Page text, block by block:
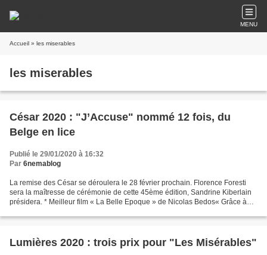
MENU
Accueil » les miserables
les miserables
César 2020 : "J’Accuse" nommé 12 fois, du
Belge en lice
Publié le 29/01/2020 à 16:32
Par 6nemablog
La remise des César se déroulera le 28 février prochain. Florence Foresti
sera la maîtresse de cérémonie de cette 45ème édition, Sandrine Kiberlain
présidera. * Meilleur film « La Belle Epoque » de Nicolas Bedos« Grâce à
Lumières 2020 : trois prix pour "Les Misérables"